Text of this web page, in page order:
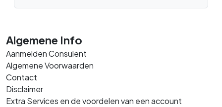
Algemene Info
Aanmelden Consulent
Algemene Voorwaarden
Contact
Disclaimer
Extra Services en de voordelen van een account